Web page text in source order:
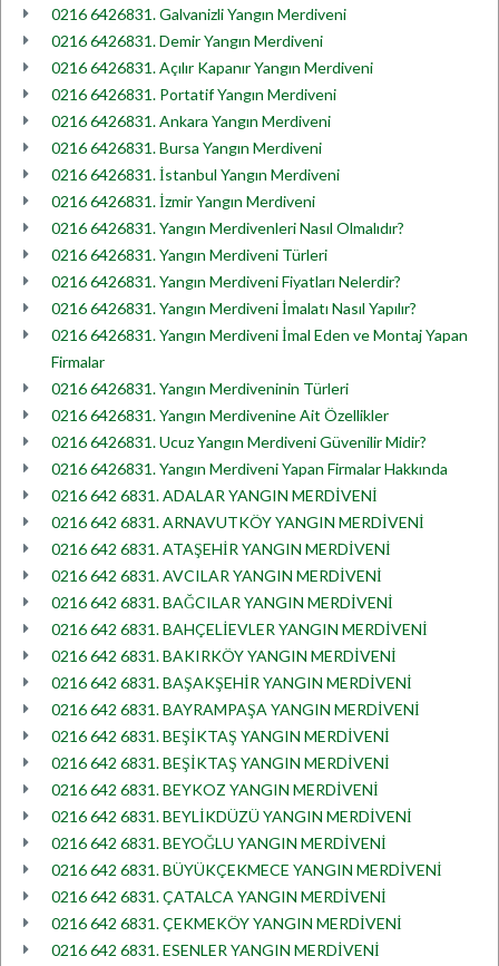
0216 6426831. Galvanizli Yangın Merdiveni
0216 6426831. Demir Yangın Merdiveni
0216 6426831. Açılır Kapanır Yangın Merdiveni
0216 6426831. Portatif Yangın Merdiveni
0216 6426831. Ankara Yangın Merdiveni
0216 6426831. Bursa Yangın Merdiveni
0216 6426831. İstanbul Yangın Merdiveni
0216 6426831. İzmir Yangın Merdiveni
0216 6426831. Yangın Merdivenleri Nasıl Olmalıdır?
0216 6426831. Yangın Merdiveni Türleri
0216 6426831. Yangın Merdiveni Fiyatları Nelerdir?
0216 6426831. Yangın Merdiveni İmalatı Nasıl Yapılır?
0216 6426831. Yangın Merdiveni İmal Eden ve Montaj Yapan
Firmalar
0216 6426831. Yangın Merdiveninin Türleri
0216 6426831. Yangın Merdivenine Ait Özellikler
0216 6426831. Ucuz Yangın Merdiveni Güvenilir Midir?
0216 6426831. Yangın Merdiveni Yapan Firmalar Hakkında
0216 642 6831. ADALAR YANGIN MERDİVENİ
0216 642 6831. ARNAVUTKÖY YANGIN MERDİVENİ
0216 642 6831. ATAŞEHİR YANGIN MERDİVENİ
0216 642 6831. AVCILAR YANGIN MERDİVENİ
0216 642 6831. BAĞCILAR YANGIN MERDİVENİ
0216 642 6831. BAHÇELİEVLER YANGIN MERDİVENİ
0216 642 6831. BAKIRKÖY YANGIN MERDİVENİ
0216 642 6831. BAŞAKŞEHİR YANGIN MERDİVENİ
0216 642 6831. BAYRAMPAŞA YANGIN MERDİVENİ
0216 642 6831. BEŞİKTAŞ YANGIN MERDİVENİ
0216 642 6831. BEŞİKTAŞ YANGIN MERDİVENİ
0216 642 6831. BEYKOZ YANGIN MERDİVENİ
0216 642 6831. BEYLİKDÜZÜ YANGIN MERDİVENİ
0216 642 6831. BEYOĞLU YANGIN MERDİVENİ
0216 642 6831. BÜYÜKÇEKMECE YANGIN MERDİVENİ
0216 642 6831. ÇATALCA YANGIN MERDİVENİ
0216 642 6831. ÇEKMEKÖY YANGIN MERDİVENİ
0216 642 6831. ESENLER YANGIN MERDİVENİ